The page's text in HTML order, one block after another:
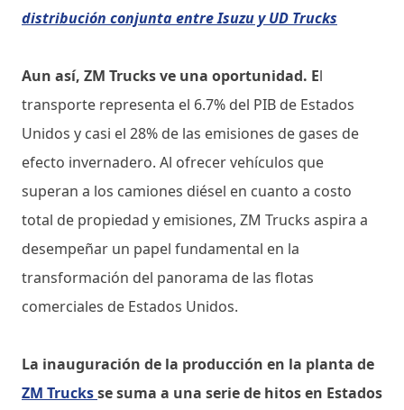
distribución conjunta entre Isuzu y UD Trucks
Aun así, ZM Trucks ve una oportunidad. El
transporte representa el 6.7% del PIB de Estados
Unidos y casi el 28% de las emisiones de gases de
efecto invernadero. Al ofrecer vehículos que
superan a los camiones diésel en cuanto a costo
total de propiedad y emisiones, ZM Trucks aspira a
desempeñar un papel fundamental en la
transformación del panorama de las flotas
comerciales de Estados Unidos.
La inauguración de la producción en la planta de
ZM Trucksse suma a una serie de hitos en Estados